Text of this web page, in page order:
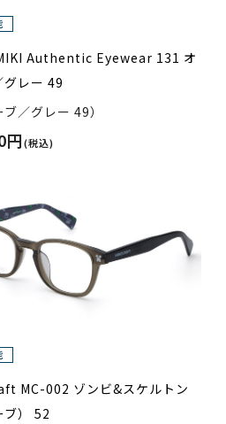
Authentic Eyewear 131 オ
グレー 49
ブ／グレー 49）
円(税込)
MC-002 ゾンビ&スケルトン
ブ） 52